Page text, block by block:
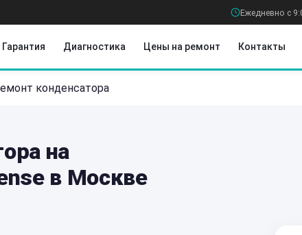
Ежедневно с
Гарантия Диагностика Цены на ремонт Контакты
конденсатора
на
в Москве